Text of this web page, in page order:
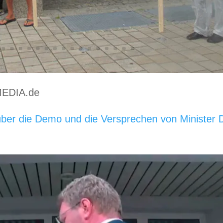
die Demo und die Versprechen von Minister